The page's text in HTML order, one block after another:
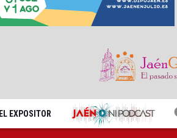
EL EXPOSITOR